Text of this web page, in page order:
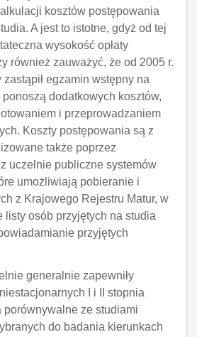
kosztów postępowania
A jest to istotne, gdyż od tej
wysokość opłaty
również zauważyć, że od 2005 r.
egzamin wstępny na
dodatkowych kosztów,
i przeprowadzaniem
Koszty postępowania są z
także poprzez
uczelnie publiczne systemów
umożliwiają pobieranie i
z Krajowego Rejestru Matur, w
listy osób przyjętych na studia
przyjętych
generalnie zapewniły
I i II stopnia
porównywalne ze studiami
do badania kierunkach